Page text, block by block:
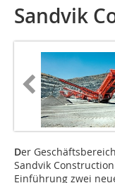
Sandvik
Der
Sandvik
Einführung zwei